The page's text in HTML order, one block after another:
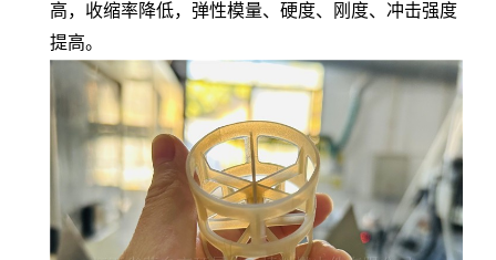
高，收缩率降低，弹性模量、硬度、刚度、冲击强度
提高。